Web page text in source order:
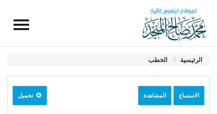
الرئيسية الخطب
الاستماع المشاهدة تحميل